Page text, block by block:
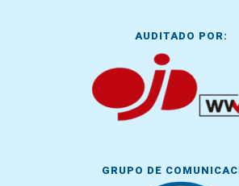
AUDITADO POR:
GRUPO DE